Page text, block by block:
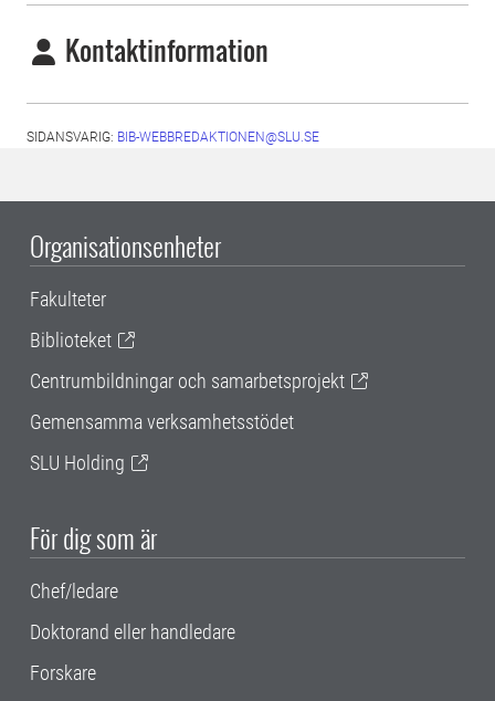
Kontaktinformation
SIDANSVARIG: BIB-WEBBREDAKTIONEN@SLU.SE
Organisationsenheter
Fakulteter
Biblioteket
Centrumbildningar och samarbetsprojekt
Gemensamma verksamhetsstödet
SLU Holding
För dig som är
Chef/ledare
Doktorand eller handledare
Forskare